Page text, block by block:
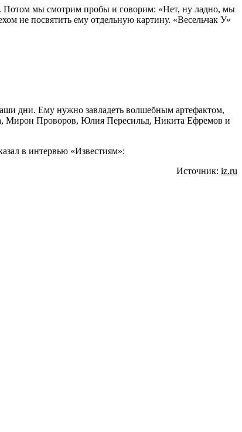
Потом мы смотрим пробы и говорим: «Нет, ну ладно, мы
не посвятить ему отдельную картину. «Весельчак У»
дни. Ему нужно завладеть волшебным артефактом,
Мирон Проворов, Юлия Пересильд, Никита Ефремов и
в интервью «Известиям»:
Источник: iz.ru